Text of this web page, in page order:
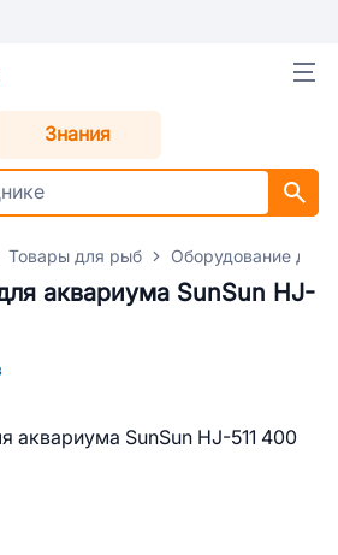
Знания
Товары для рыб Оборудование для
аквариума SunSun HJ-